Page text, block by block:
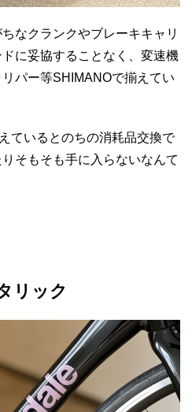
なクランクやブレーキキャリ
に妥協することなく、変速機
パー等SHIMANOで揃えてい
ているとのちの消耗品交換で
そもそも手に入らないなんて
リック